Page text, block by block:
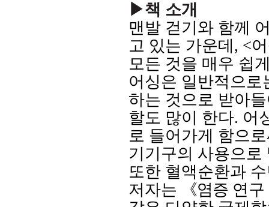
▶책 소개
맨발 걷기와 함께
고 있는 가운데 , <
모든 것을 매우 쉽
어싱은 일반적으
하는 것으로 받아
할도 많이 한다. 어
로 들어가게 함으
기기구의 사용으
또한 혈액순환과
저자는
《염증 연